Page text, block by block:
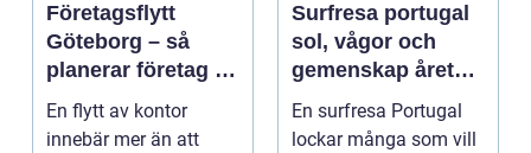
Företagsflytt
Göteborg – så
planerar företag en
smidig och trygg
flytt
En flytt av kontor
innebär mer än att
Surfresa portugal
sol, vågor och
gemenskap året
runt
En surfresa Portugal
lockar många som vill